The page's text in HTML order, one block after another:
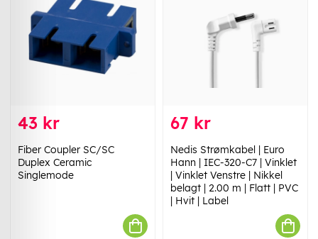
43 kr
Fiber Coupler SC/SC
Duplex Ceramic
Singlemode
67 kr
Nedis Strømkabel | Euro
Hann | IEC-320-C7 | Vinklet
| Vinklet Venstre | Nikkel
belagt | 2.00 m | Flatt | PVC
| Hvit | Label